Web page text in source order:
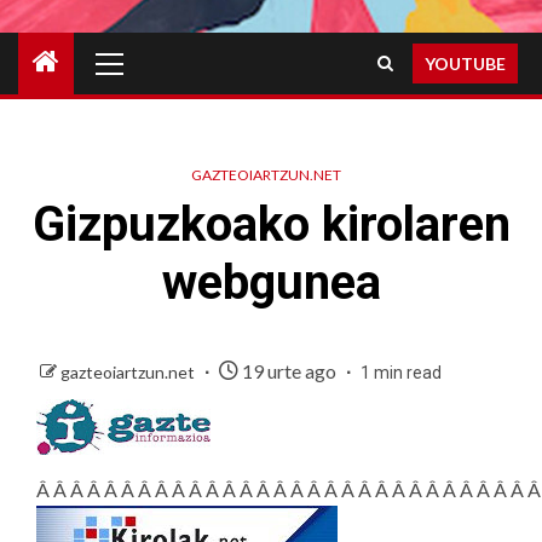
Menu
YOUTUBE
GAZTEOIARTZUN.NET
Gizpuzkoako kirolaren
webgunea
gazteoiartzun.net 19 urte ago 1 min read
Â Â Â Â Â Â Â Â Â Â Â Â Â Â Â Â Â Â Â Â Â Â Â Â Â Â Â Â Â